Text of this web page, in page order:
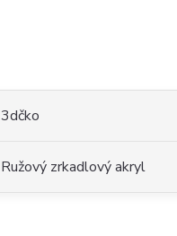
3dčko
Ružový zrkadlový akryl